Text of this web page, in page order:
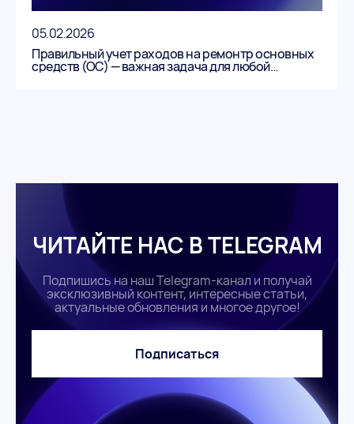
05.02.2026
Правильный учет раходов на ремонтр основных
средств (ОС) — важная задача для любой
ЧИТАЙТЕ НАС В TELEGRAM
Подпишись на наш Telegram-канал и получай
эксклюзивный контент, интересные статьи,
актуальные обновления и многое другое!
Подписаться